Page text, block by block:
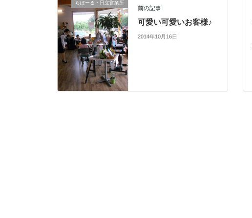
らぽーる・日立営業所
前の記事
可愛い可愛いお客様♪
2014年10月16日